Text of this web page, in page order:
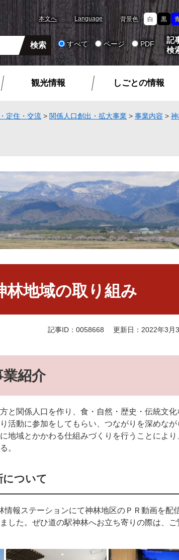
本文へ Language 背景色 白 黒
すべて ページ PDF
記
検
観光情報 しごとの情報
定住・交流 > 関係人口創出・拡大事業 > 事業内容 >
林地域の取り組み
記事ID：0058668 更新日：2022年3月
紹介
と関係人口を作り、食・自然・歴史・伝統文
活動に参加をしてもらい、つながりを深めな
地域とかかわる仕組みづくりを行うことによ
。
について
情報ステーションにて神林地区のＰＲ動画を配
した。ぜひ道の駅神林へお立ち寄りの際は、